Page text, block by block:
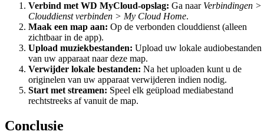
Verbind met WD MyCloud-opslag: Ga naar Verbindingen >
Clouddienst verbinden > My Cloud Home.
Maak een map aan: Op de verbonden clouddienst (alleen
zichtbaar in de app).
Upload muziekbestanden: Upload uw lokale audiobestanden
van uw apparaat naar deze map.
Verwijder lokale bestanden: Na het uploaden kunt u de
originelen van uw apparaat verwijderen indien nodig.
Start met streamen: Speel elk geüpload mediabestand
rechtstreeks af vanuit de map.
Conclusie